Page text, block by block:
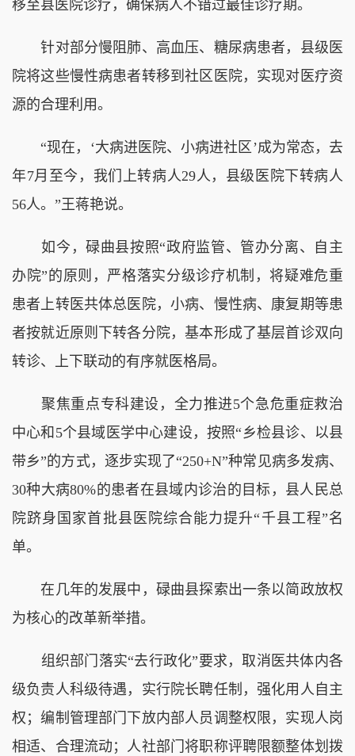
移至县医院诊疗，确保病人不错过最佳诊疗期。
针对部分慢阻肺、高血压、糖尿病患者，县级医
院将这些慢性病患者转移到社区医院，实现对医疗资
源的合理利用。
“现在，‘大病进医院、小病进社区’成为常态，去
年7月至今，我们上转病人29人，县级医院下转病人
56人。”王蒋艳说。
如今，碌曲县按照“政府监管、管办分离、自主
办院”的原则，严格落实分级诊疗机制，将疑难危重
患者上转医共体总医院，小病、慢性病、康复期等患
者按就近原则下转各分院，基本形成了基层首诊双向
转诊、上下联动的有序就医格局。
聚焦重点专科建设，全力推进5个急危重症救治
中心和5个县域医学中心建设，按照“乡检县诊、以县
带乡”的方式，逐步实现了“250+N”种常见病多发病、
30种大病80%的患者在县域内诊治的目标，县人民总
院跻身国家首批县医院综合能力提升“千县工程”名
单。
在几年的发展中，碌曲县探索出一条以简政放权
为核心的改革新举措。
组织部门落实“去行政化”要求，取消医共体内各
级负责人科级待遇，实行院长聘任制，强化用人自主
权；编制管理部门下放内部人员调整权限，实现人岗
相适、合理流动；人社部门将职称评聘限额整体划拨